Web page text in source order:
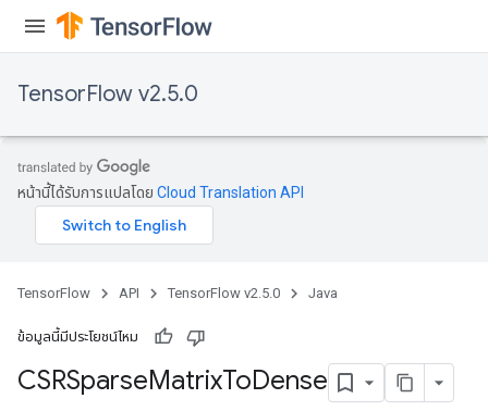
TensorFlow v2.5.0
หน้านี้ได้รับการแปลโดย Cloud Translation API
TensorFlow API TensorFlow v2.5.0 Java
ข้อมูลนี้มีประโยชน์ไหม
CSRSparseMatrixToDense